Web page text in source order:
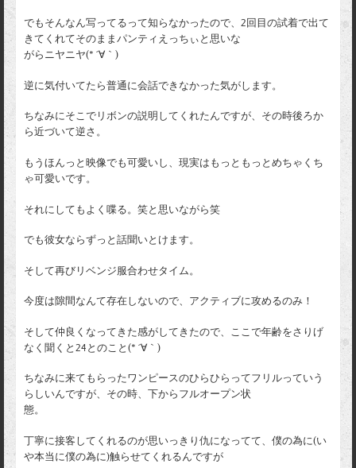
でもそんなん写ってるって知らなかったので、2回目の試着で出て
きてくれてそのままパンティえっちぃと思いな
がらニヤニヤ(* ´∀｀)
逆に気付いてたら普通に会話できなかった気がします。
ちなみにそこでリボンの説明してくれたんですが、その時後ろか
ら近づいて逆さ。
もうほんっと映像でも可愛いし、現実はもっともっとめちゃくち
ゃ可愛いです。
それにしてもよく喋る。笑と思いながら笑
でも彼女ならずっと話聞いとけます。
そして再びリベンジ服合わせタイム。
今度は隙間なんて存在しないので、アクティブに攻めるのみ！
そして仲良くなってきた感がしてきたので、ここで年齢をさりげ
なく聞くと24とのこと(* ´∀｀)
ちなみに来てもらったワンピースのひらひらってフリルっていう
らしいんですが、その時、下からフルオープン状
態。
丁寧に接客してくれるのが思いっきり仇になってて、僕の為に(い
や本当に僕の為に)触らせてくれるんですが